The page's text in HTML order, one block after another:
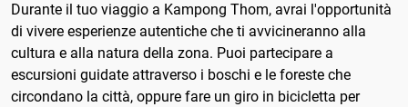
Durante il tuo viaggio a Kampong Thom, avrai l'opportunità
di vivere esperienze autentiche che ti avvicineranno alla
cultura e alla natura della zona. Puoi partecipare a
escursioni guidate attraverso i boschi e le foreste che
circondano la città, oppure fare un giro in bicicletta per